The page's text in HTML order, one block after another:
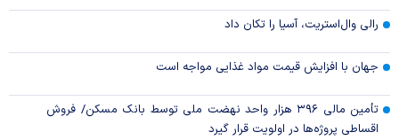
رالی وال‌استریت، آسیا را تکان داد
جهان با افزایش قیمت مواد غذایی مواجه است
تأمین مالی ۳۹۶ هزار واحد نهضت ملی توسط بانک مسکن/ فروش
اقساطی پروژه‌ها در اولویت قرار گیرد